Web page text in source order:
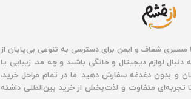
شفاف و ایمن برای دسترسی به تنوعی بی‌پایان از
لوازم دیجیتال و خانگی باشید و چه مد، زیبایی یا
و بدون دغدغه سفارش دهید. ما در تمام مراحل خرید،
متفاوت و لذت‌بخش از خرید بین‌المللی داشته